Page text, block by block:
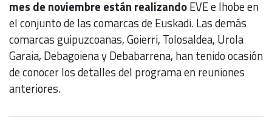
mes de noviembre están realizandoEVE e Ihobe en
el conjunto de las comarcas de Euskadi. Las demás
comarcas guipuzcoanas, Goierri, Tolosaldea, Urola
Garaia, Debagoiena y Debabarrena, han tenido ocasión
de conocer los detalles del programa en reuniones
anteriores.